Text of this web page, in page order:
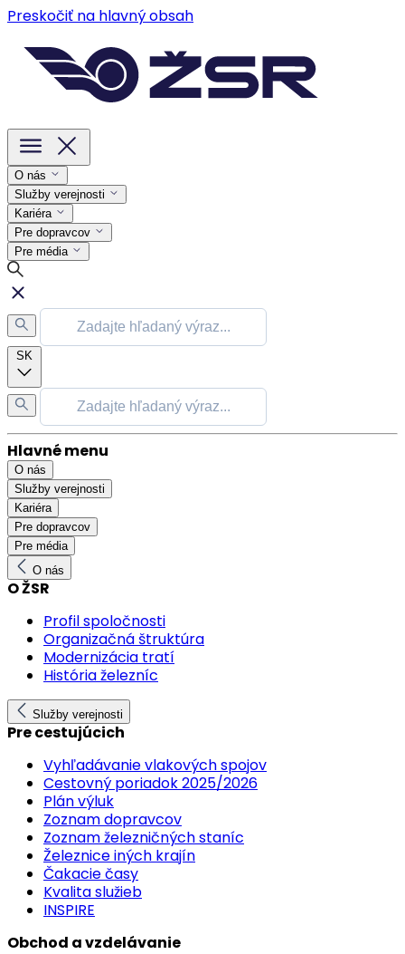
Preskočiť na hlavný obsah
O nás
Služby verejnosti
Kariéra
Pre dopravcov
Pre média
SK
Hlavné menu
O nás
Služby verejnosti
Kariéra
Pre dopravcov
Pre média
O nás
O ŽSR
Profil spoločnosti
Organizačná štruktúra
Modernizácia tratí
História železníc
Služby verejnosti
Pre cestujúcich
Vyhľadávanie vlakových spojov
Cestovný poriadok 2025/2026
Plán výluk
Zoznam dopravcov
Zoznam železničných staníc
Železnice iných krajín
Čakacie časy
Kvalita služieb
INSPIRE
Obchod a vzdelávanie